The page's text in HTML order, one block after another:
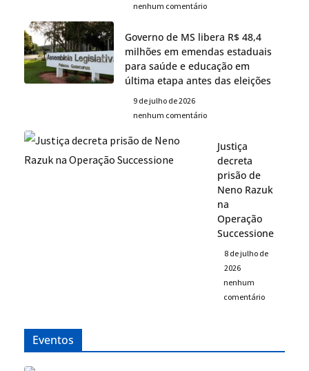
nenhum comentário
Governo de MS libera R$ 48,4
milhões em emendas estaduais
para saúde e educação em
última etapa antes das eleições
9 de julho de 2026
nenhum comentário
Justiça
decreta
prisão de
Neno Razuk
na
Operação
Successione
8 de julho de
2026
nenhum
comentário
Eventos